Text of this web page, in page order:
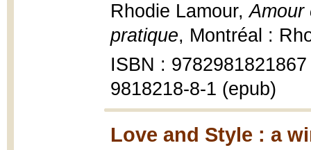
Rhodie Lamour,Amour
pratique, Montréal :
ISBN :
9818218-8-1 (epub)
Love and Style : a